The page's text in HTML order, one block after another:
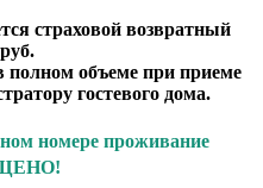
страховой возвратный
полном объеме при приеме
гостевого дома.
номере проживание